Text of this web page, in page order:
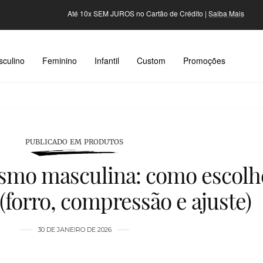
Até 10x SEM JUROS no Cartão de Crédito | Saiba Mais
Feminino Infantil Custom Promoções
PUBLICADO EM PRODUTOS
masculina: como
compressão e ajuste)
30 DE JANEIRO DE 2026